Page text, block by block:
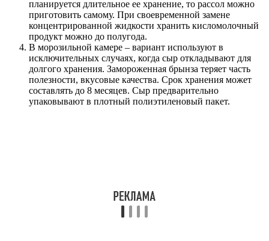
планируется длительное ее хранение, то рассол можно
приготовить самому. При своевременной замене
концентрированной жидкости хранить кисломолочный
продукт можно до полугода.
В морозильной камере – вариант используют в
исключительных случаях, когда сыр откладывают для
долгого хранения. Замороженная брынза теряет часть
полезности, вкусовые качества. Срок хранения может
составлять до 8 месяцев. Сыр предварительно
упаковывают в плотный полиэтиленовый пакет.